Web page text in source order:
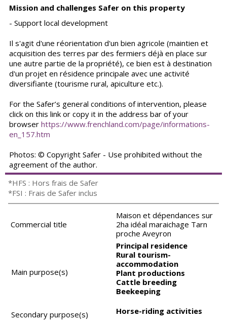
Mission and challenges Safer on this property
- Support local development
Il s'agit d'une réorientation d'un bien agricole (maintien et
acquisition des terres par des fermiers déjà en place sur
une autre partie de la propriété), ce bien est à destination
d'un projet en résidence principale avec une activité
diversifiante (tourisme rural, apiculture etc.).
For the Safer’s general conditions of intervention, please
click on this link or copy it in the address bar of your
browser https://www.frenchland.com/page/informations-
en_157.htm
Photos: © Copyright Safer - Use prohibited without the
agreement of the author.
*HFS : Hors frais de Safer
*FSI : Frais de Safer inclus
Commercial title
Maison et dépendances sur
2ha idéal maraichage Tarn
proche Aveyron
Main purpose(s)
Principal residence
Rural tourism-
accommodation
Plant productions
Cattle breeding
Beekeeping
Secondary purpose(s)
Horse-riding activities